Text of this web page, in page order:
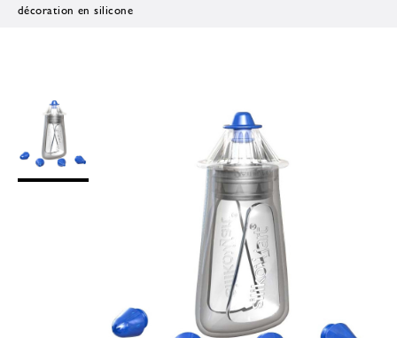
décoration en silicone